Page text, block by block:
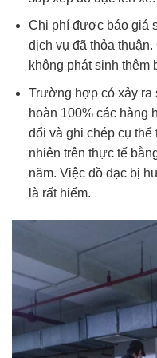
Chi phí được báo giá
dịch vụ đã thỏa
không phát sinh thêm
Trường hợp có xảy ra
hoàn 100% các hàng
đổi và ghi chép cụ
nhiên trên thực tế
năm. Việc đồ đạc bị
là rất hiếm.